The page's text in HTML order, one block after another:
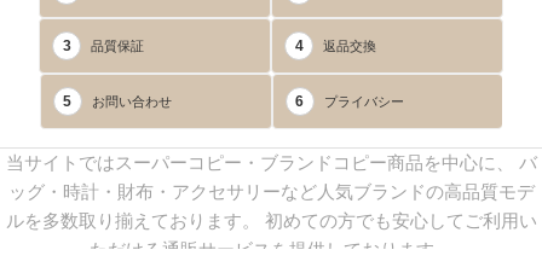
3 品質保証 4 返品交換
5 お問い合わせ 6 プライバシー
当サイトではスーパーコピー・ブランドコピー商品を中心に、 バ
ッグ・時計・財布・アクセサリーなど人気ブランドの高品質モデ
ルを多数取り揃えております。 初めての方でも安心してご利用い
ただける通販サービスを提供しております。